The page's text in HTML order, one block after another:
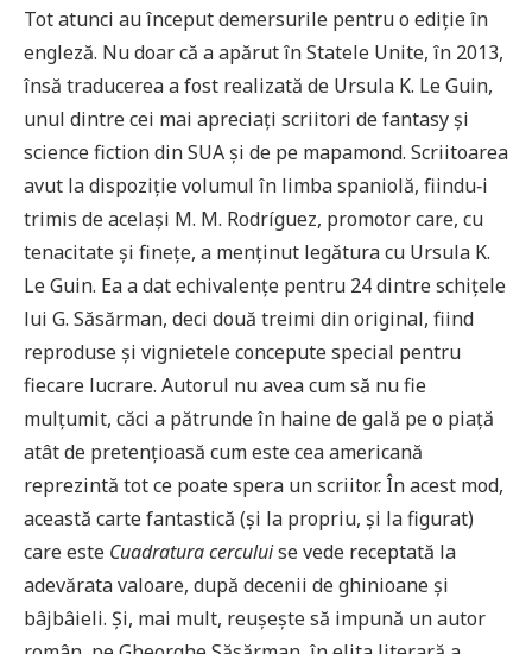
Tot atunci au început demersurile pentru o ediţie în
engleză. Nu doar că a apărut în Statele Unite, în 2013,
însă traducerea a fost realizată de Ursula K. Le Guin,
unul dintre cei mai apreciaţi scriitori de fantasy şi
science fiction din SUA şi de pe mapamond. Scriitoarea
avut la dispoziţie volumul în limba spaniolă, fiindu‑i
trimis de acelaşi M. M. Rodríguez, promotor care, cu
tenacitate şi fineţe, a menţinut legătura cu Ursula K.
Le Guin. Ea a dat echivalenţe pentru 24 dintre schiţele
lui G. Săsărman, deci două treimi din original, fiind
reproduse şi vignietele concepute special pentru
fiecare lucrare. Autorul nu avea cum să nu fie
mulţumit, căci a pătrunde în haine de gală pe o piaţă
atât de pretenţioasă cum este cea americană
reprezintă tot ce poate spera un scriitor. În acest mod,
această carte fantastică (şi la propriu, şi la figurat)
care este Cuadratura cerculuise vede receptată la
adevărata valoare, după decenii de ghinioane şi
bâjbâieli. Şi, mai mult, reuşeşte să impună un autor